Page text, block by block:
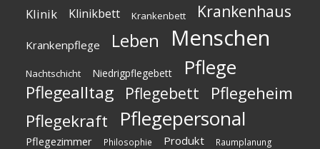
Klinik Klinikbett Krankenbett Krankenhaus
Krankenpflege Leben Menschen
Nachtschicht Niedrigpflegebett Pflege
Pflegealltag Pflegebett
Pflegeheim
Pflegekraft
Pflegepersonal
Pflegezimmer Philosophie Produkt Raumplanung